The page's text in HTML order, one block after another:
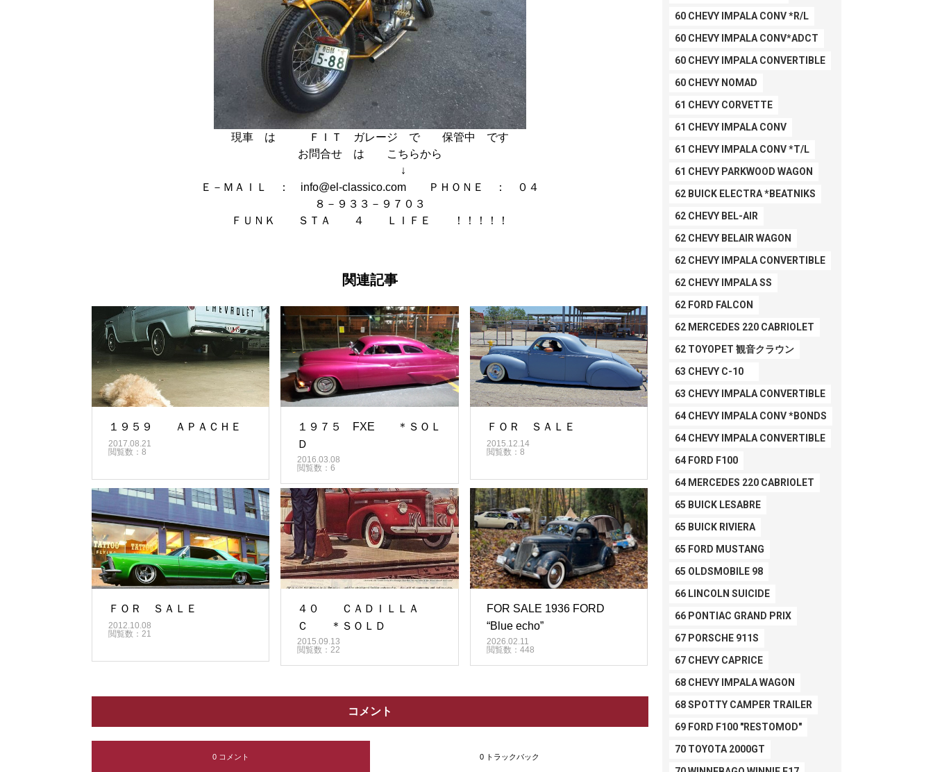
現車 は ＦＩＴ ガレージ で 保管中 です
お問合せ は こちらから
↓
Ｅ－ＭＡＩＬ ： info@el-classico.com ＰＨＯＮＥ ： ０４
８－９３３－９７０３
ＦＵＮＫ ＳＴＡ ４ ＬＩＦＥ ！！！！！
関連記事
１９５９ ＡＰＡＣＨＥ
2017.08.21
閲覧数：8
１９７５ FXE ＊ＳＯＬ
Ｄ
2016.03.08
閲覧数：6
ＦＯＲ ＳＡＬＥ
2015.12.14
閲覧数：8
ＦＯＲ ＳＡＬＥ
2012.10.08
閲覧数：21
４０ ＣＡＤＩＬＬＡ
Ｃ ＊ＳＯＬＤ
2015.09.13
閲覧数：22
FOR SALE 1936 FORD
“Blue echo”
2026.02.11
閲覧数：448
コメント
0 コメント 0 トラックバック
60 CHEVY IMPALA CONV *R/L
60 CHEVY IMPALA CONV*ADCT
60 CHEVY IMPALA CONVERTIBLE
60 CHEVY NOMAD
61 CHEVY CORVETTE
61 CHEVY IMPALA CONV
61 CHEVY IMPALA CONV *T/L
61 CHEVY PARKWOOD WAGON
62 BUICK ELECTRA *BEATNIKS
62 CHEVY BEL-AIR
62 CHEVY BELAIR WAGON
62 CHEVY IMPALA CONVERTIBLE
62 CHEVY IMPALA SS
62 FORD FALCON
62 MERCEDES 220 CABRIOLET
62 TOYOPET 観音クラウン
63 CHEVY C-10
63 CHEVY IMPALA CONVERTIBLE
64 CHEVY IMPALA CONV *BONDS
64 CHEVY IMPALA CONVERTIBLE
64 FORD F100
64 MERCEDES 220 CABRIOLET
65 BUICK LESABRE
65 BUICK RIVIERA
65 FORD MUSTANG
65 OLDSMOBILE 98
66 LINCOLN SUICIDE
66 PONTIAC GRAND PRIX
67 PORSCHE 911S
67 CHEVY CAPRICE
68 CHEVY IMPALA WAGON
68 SPOTTY CAMPER TRAILER
69 FORD F100 "RESTOMOD"
70 TOYOTA 2000GT